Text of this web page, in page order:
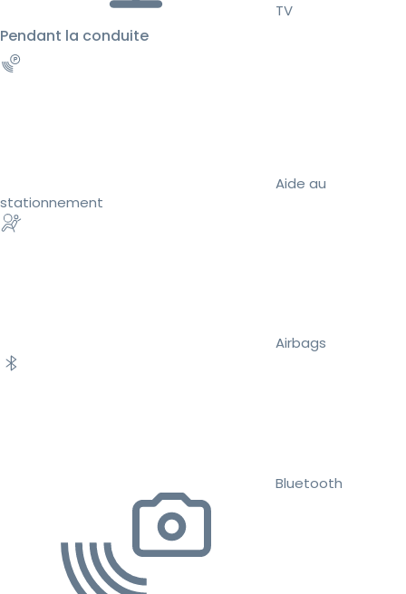
TV
Pendant la conduite
Aide au
stationnement
Airbags
Bluetooth